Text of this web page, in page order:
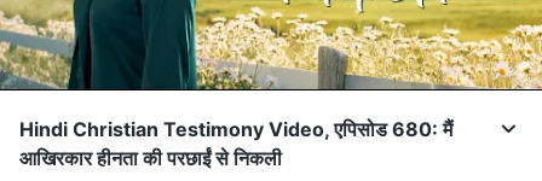
Hindi Christian Testimony Video, एपिसोड 680: मैं
आखिरकार हीनता की परछाईं से निकली